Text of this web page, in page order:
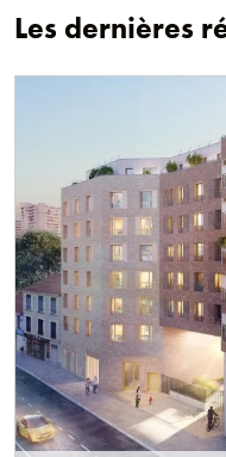
Les dernières